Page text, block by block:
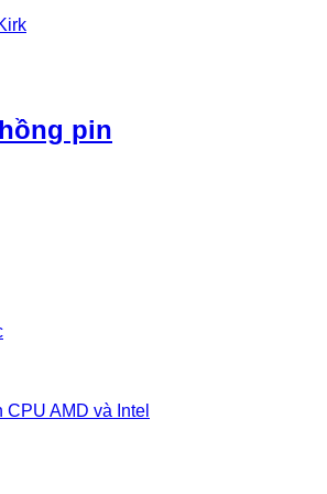
pin
AMD và Intel